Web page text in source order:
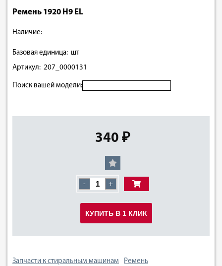
Ремень 1920 H9 EL
Наличие:
Базовая единица: шт
Артикул: 207_0000131
Поиск вашей модели:
340 ₽
- +
КУПИТЬ В 1 КЛИК
Запчасти к стиральным машинам Ремень